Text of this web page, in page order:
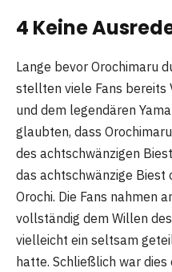
4 Keine
Lange bevor Orochimaru
stellten viele Fans bereits
und dem legendären
glaubten, dass
des achtschwänzigen
das achtschwänzige Biest
Orochi. Die Fans nahmen
vollständig dem Willen
vielleicht ein seltsam
hatte. Schließlich war